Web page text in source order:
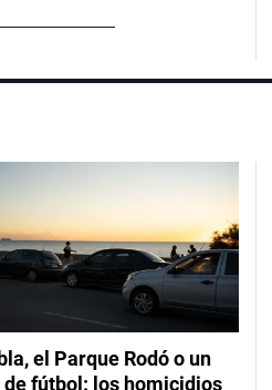
el Parque Rodó o un
fútbol: los homicidios